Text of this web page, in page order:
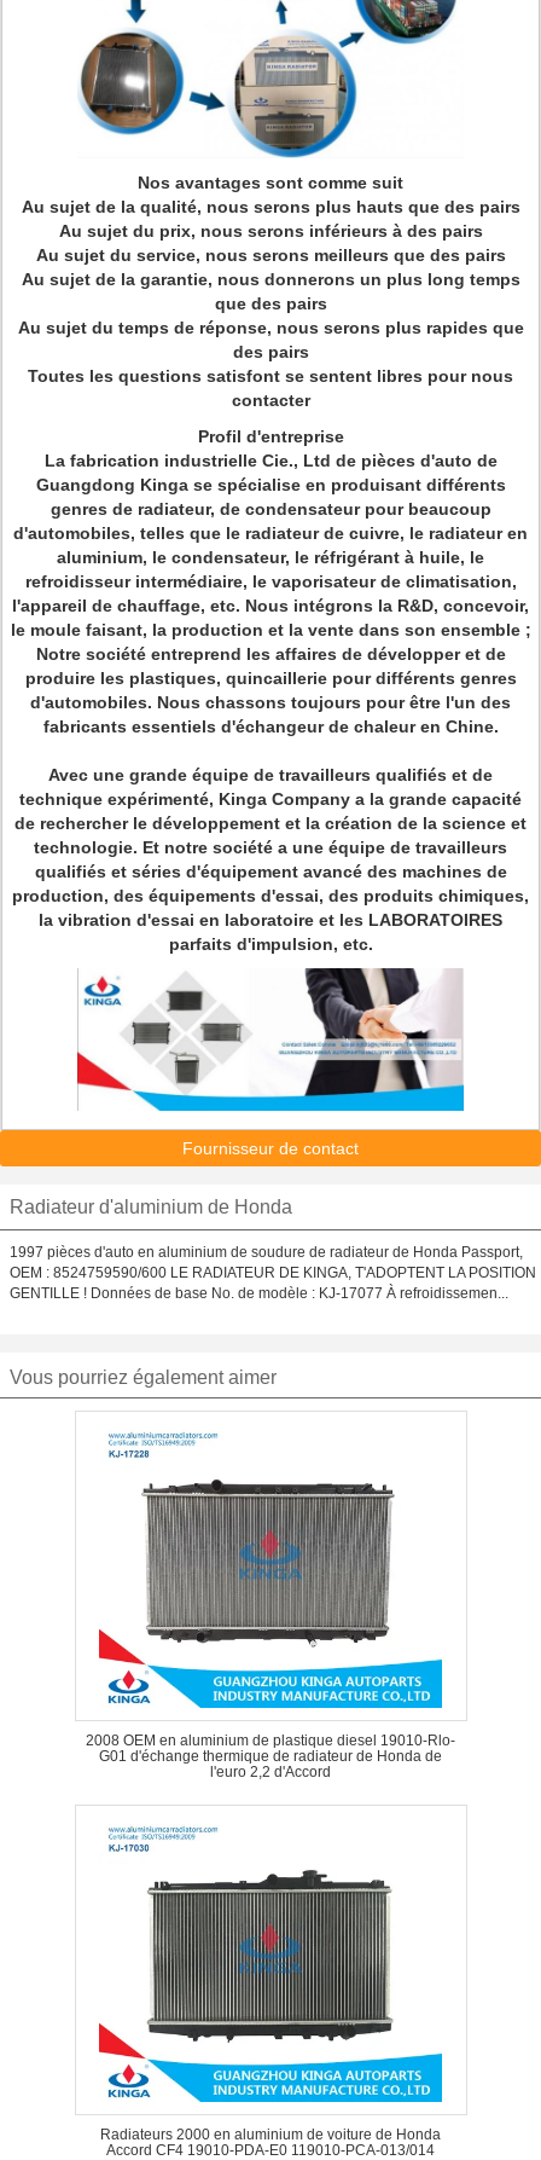
Nos avantages sont comme suit
Au sujet de la qualité, nous serons plus hauts que des pairs
Au sujet du prix, nous serons inférieurs à des pairs
Au sujet du service, nous serons meilleurs que des pairs
Au sujet de la garantie, nous donnerons un plus long temps
que des pairs
Au sujet du temps de réponse, nous serons plus rapides que
des pairs
Toutes les questions satisfont se sentent libres pour nous
contacter
Profil d'entreprise
La fabrication industrielle Cie., Ltd de pièces d'auto de
Guangdong Kinga se spécialise en produisant différents
genres de radiateur, de condensateur pour beaucoup
d'automobiles, telles que le radiateur de cuivre, le radiateur en
aluminium, le condensateur, le réfrigérant à huile, le
refroidisseur intermédiaire, le vaporisateur de climatisation,
l'appareil de chauffage, etc. Nous intégrons la R&D, concevoir,
le moule faisant, la production et la vente dans son ensemble ;
Notre société entreprend les affaires de développer et de
produire les plastiques, quincaillerie pour différents genres
d'automobiles. Nous chassons toujours pour être l'un des
fabricants essentiels d'échangeur de chaleur en Chine.
Avec une grande équipe de travailleurs qualifiés et de
technique expérimenté, Kinga Company a la grande capacité
de rechercher le développement et la création de la science et
technologie. Et notre société a une équipe de travailleurs
qualifiés et séries d'équipement avancé des machines de
production, des équipements d'essai, des produits chimiques,
la vibration d'essai en laboratoire et les LABORATOIRES
parfaits d'impulsion, etc.
Fournisseur de contact
Radiateur d'aluminium de Honda
1997 pièces d'auto en aluminium de soudure de radiateur de Honda Passport,
OEM : 8524759590/600 LE RADIATEUR DE KINGA, T'ADOPTENT LA POSITION
GENTILLE ! Données de base No. de modèle : KJ-17077 À refroidissemen...
Vous pourriez également aimer
2008 OEM en aluminium de plastique diesel 19010-Rlo-
G01 d'échange thermique de radiateur de Honda de
l'euro 2,2 d'Accord
Radiateurs 2000 en aluminium de voiture de Honda
Accord CF4 19010-PDA-E0 119010-PCA-013/014